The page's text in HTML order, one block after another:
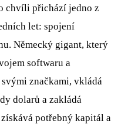
chvíli přichází jedno z
let: spojení
Německý gigant, který
softwaru a
značkami, vkládá
dolarů a zakládá
potřebný kapitál a